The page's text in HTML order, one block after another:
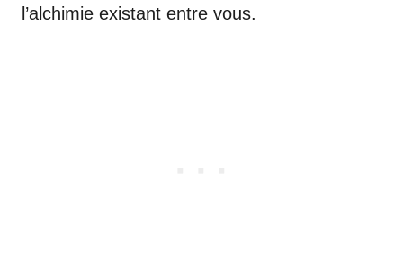
l’alchimie existant entre vous.